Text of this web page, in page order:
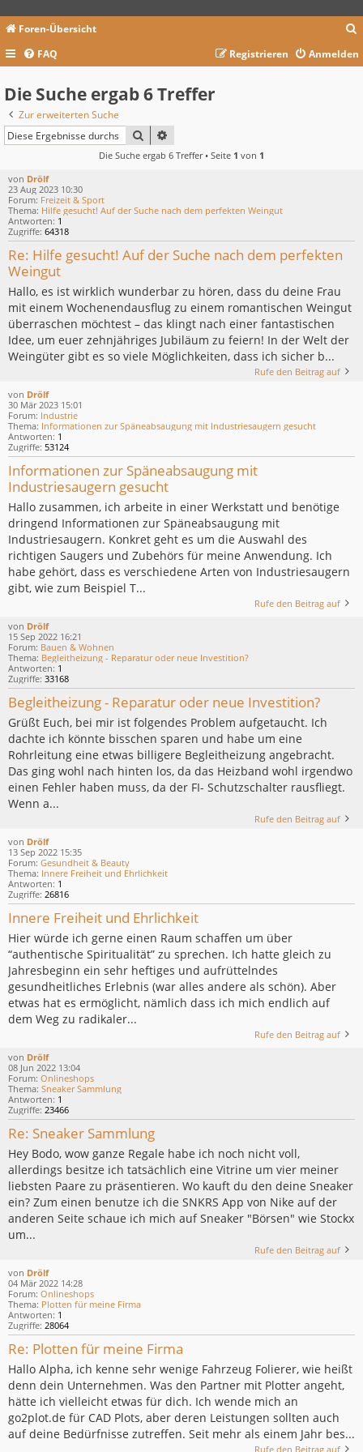
Foren-Übersicht
c
FAQ Anmelden
Registrieren
Die Suche ergab 6 Treffer
Zur erweiterten Suche
SUCHE
Die Suche ergab 6 Treffer • Seite 1 von 1
von Drölf
23 Aug 2023 10:30
Forum: Freizeit & Sport
Thema: Hilfe gesucht! Auf der Suche nach dem perfekten Weingut
Antworten: 1
Zugriffe: 64318
Re: Hilfe gesucht! Auf der Suche nach dem perfekten
Weingut
Hallo, es ist wirklich wunderbar zu hören, dass du deine Frau
mit einem Wochenendausflug zu einem romantischen Weingut
überraschen möchtest – das klingt nach einer fantastischen
Idee, um euer zehnjähriges Jubiläum zu feiern! In der Welt der
Weingüter gibt es so viele Möglichkeiten, dass ich sicher b...
Rufe den Beitrag auf
von Drölf
30 Mär 2023 15:01
Forum: Industrie
Thema: Informationen zur Späneabsaugung mit Industriesaugern gesucht
Antworten: 1
Zugriffe: 53124
Informationen zur Späneabsaugung mit
Industriesaugern gesucht
Hallo zusammen, ich arbeite in einer Werkstatt und benötige
dringend Informationen zur Späneabsaugung mit
Industriesaugern. Konkret geht es um die Auswahl des
richtigen Saugers und Zubehörs für meine Anwendung. Ich
habe gehört, dass es verschiedene Arten von Industriesaugern
gibt, wie zum Beispiel T...
Rufe den Beitrag auf
von Drölf
15 Sep 2022 16:21
Forum: Bauen & Wohnen
Thema: Begleitheizung - Reparatur oder neue Investition?
Antworten: 1
Zugriffe: 33168
Begleitheizung - Reparatur oder neue Investition?
Grüßt Euch, bei mir ist folgendes Problem aufgetaucht. Ich
dachte ich könnte bisschen sparen und habe um eine
Rohrleitung eine etwas billigere Begleitheizung angebracht.
Das ging wohl nach hinten los, da das Heizband wohl irgendwo
einen Fehler haben muss, da der FI- Schutzschalter rausfliegt.
Wenn a...
Rufe den Beitrag auf
von Drölf
13 Sep 2022 15:35
Forum: Gesundheit & Beauty
Thema: Innere Freiheit und Ehrlichkeit
Antworten: 1
Zugriffe: 26816
Innere Freiheit und Ehrlichkeit
Hier würde ich gerne einen Raum schaffen um über
“authentische Spiritualität” zu sprechen. Ich hatte gleich zu
Jahresbeginn ein sehr heftiges und aufrüttelndes
gesundheitliches Erlebnis (war alles andere als schön). Aber
etwas hat es ermöglicht, nämlich dass ich mich endlich auf
dem Weg zu radikaler...
Rufe den Beitrag auf
von Drölf
08 Jun 2022 13:04
Forum: Onlineshops
Thema: Sneaker Sammlung
Antworten: 1
Zugriffe: 23466
Re: Sneaker Sammlung
Hey Bodo, wow ganze Regale habe ich noch nicht voll,
allerdings besitze ich tatsächlich eine Vitrine um vier meiner
liebsten Paare zu präsentieren. Wo kauft du den deine Sneaker
ein? Zum einen benutze ich die SNKRS App von Nike auf der
anderen Seite schaue ich mich auf Sneaker "Börsen" wie Stockx
um...
Rufe den Beitrag auf
von Drölf
04 Mär 2022 14:28
Forum: Onlineshops
Thema: Plotten für meine Firma
Antworten: 1
Zugriffe: 28064
Re: Plotten für meine Firma
Hallo Alpha, ich kenne sehr wenige Fahrzeug Folierer, wie heißt
denn dein Unternehmen. Was den Partner mit Plotter angeht,
hätte ich vielleicht etwas für dich. Ich wende mich an
go2plot.de für CAD Plots, aber deren Leistungen sollten auch
auf deine Bedürfnisse zutreffen. Seit mehr als einem Jahr bes...
Rufe den Beitrag auf